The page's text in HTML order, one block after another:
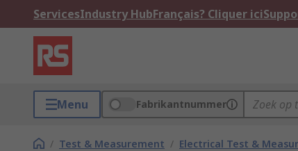
ServicesIndustry HubFrançais? Cliquer ici
Menu Fabrikantnummer
/ Test & Measurement / Electrical Test &